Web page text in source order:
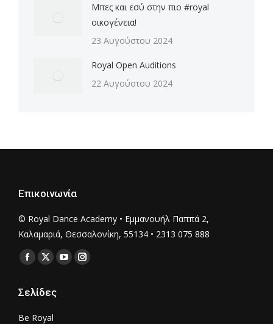
Μπες και εσύ στην πιο #royal
οικογένεια!
23 Αυγούστου 2024
Royal Open Auditions
22 Αυγούστου 2024
Επικοινωνία
© Royal Dance Academy • Εμμανουήλ Παππά 2,
Καλαμαριά, Θεσσαλονίκη, 55134 • 2313 075 888
Find us on:
Facebook
opens
X
opens
in
YouTubeInstagram
Σελίδες
Be Royal